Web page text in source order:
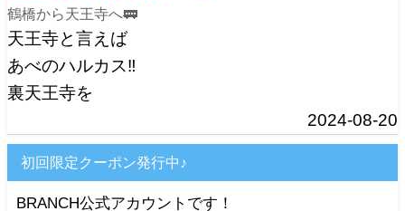
鶴橋から天王寺へ🚃
天王寺と言えば
あべのハルカス‼️
裏天王寺を
2024-08-20
初回限定クーポン発行中♪
BRANCH公式アカウントです！